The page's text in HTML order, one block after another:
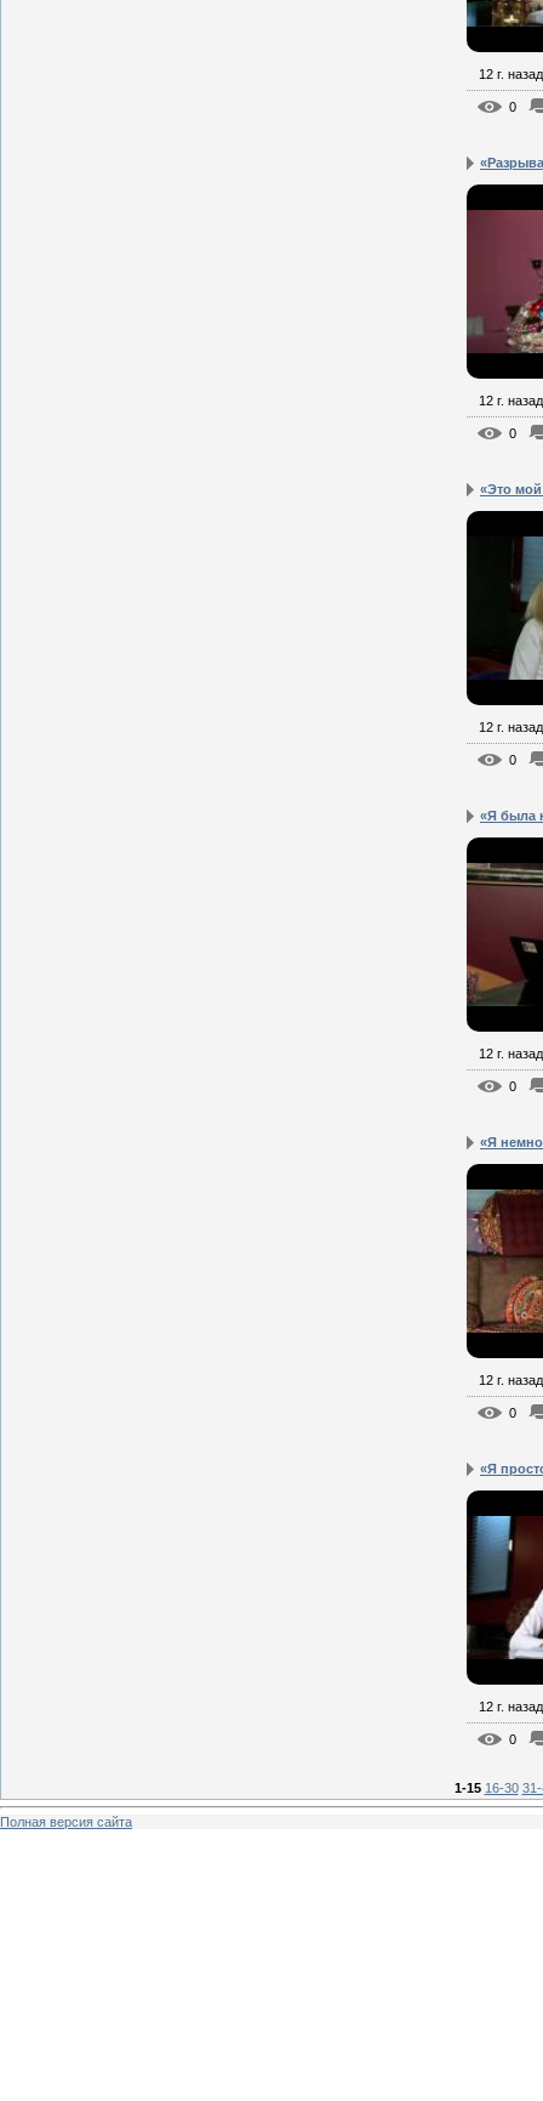
12 г. назад
0
12 г. назад
0
«Это
12 г. назад
0
«Я была
12 г. назад
0
«Я
12 г. назад
0
«Я
12 г. назад
0
1-15 16-30
Полная версия сайта